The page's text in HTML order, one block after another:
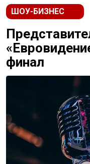
ШОУ-БИЗНЕС
финал